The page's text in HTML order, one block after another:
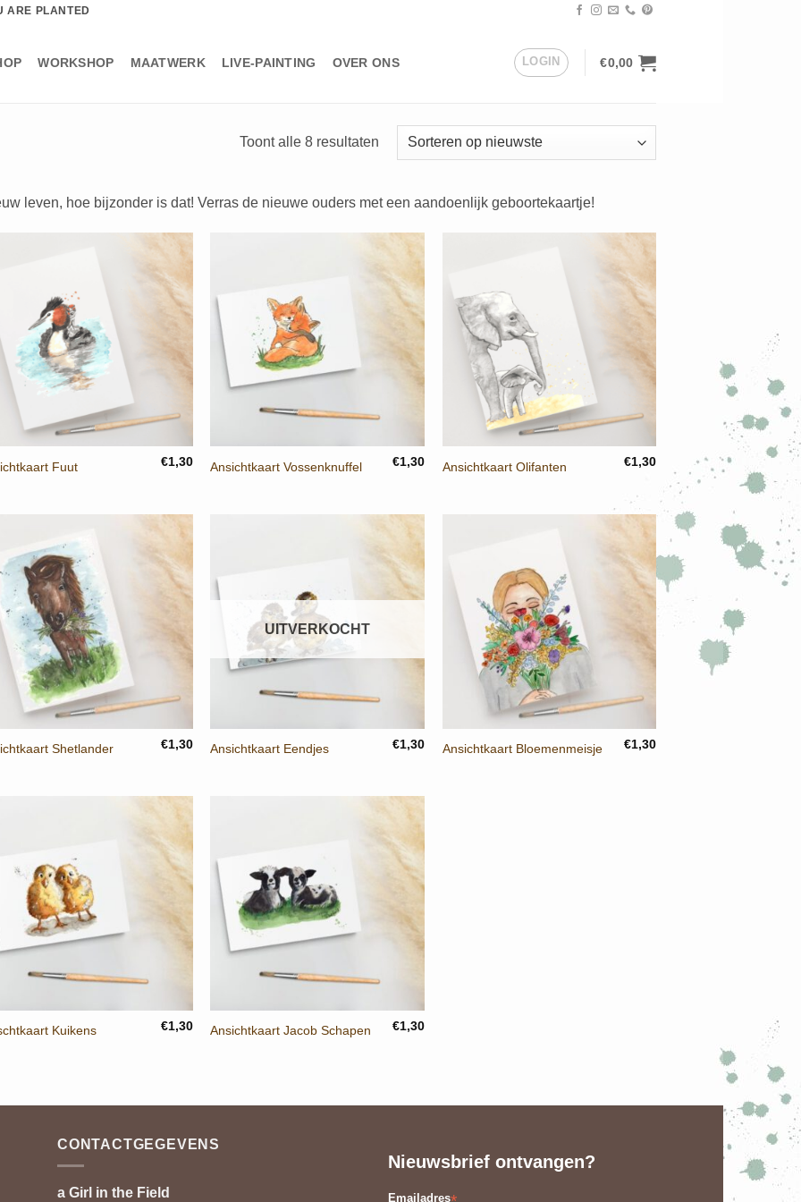
ARE PLANTED
WORKSHOP MAATWERK LIVE-PAINTING OVER ONS LOGIN €0,00
Toont alle 8 resultatenGesorteerd
leven, hoe bijzonder is dat! Verras de nieuwe ouders met een aandoenlijk geboortekaartje!
Fuut €1,30 Ansichtkaart Vossenknuffel €1,30 Ansichtkaart Olifanten €1,30
Shetlander €1,30
UITVERKOCHT
Ansichtkaart Eendjes €1,30 Ansichtkaart Bloemenmeisje €1,30
Kuikens €1,30 Ansichtkaart Jacob Schapen €1,30
CONTACTGEGEVENS
a Girl in the Field
Nieuwsbrief ontvangen?
Emailadres